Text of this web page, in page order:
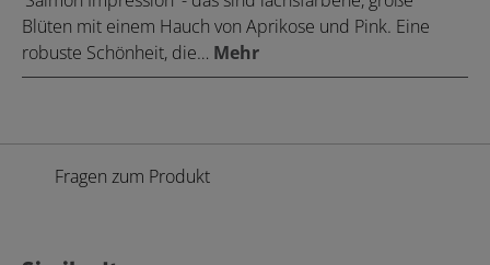
Blüten mit einem Hauch von Aprikose und Pink. Eine
robuste Schönheit, die… Mehr
Fragen zum Produkt